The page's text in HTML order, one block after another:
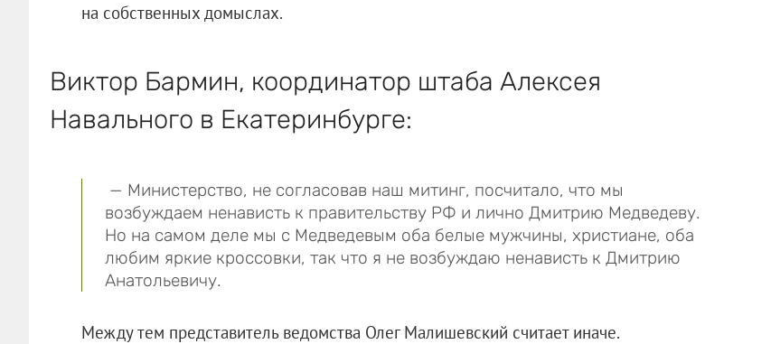
на собственных домыслах.
Виктор Бармин, координатор штаба Алексея
Навального в Екатеринбурге:
— Министерство, не согласовав наш митинг, посчитало, что мы
возбуждаем ненависть к правительству РФ и лично Дмитрию Медведеву.
Но на самом деле мы с Медведевым оба белые мужчины, христиане, оба
любим яркие кроссовки, так что я не возбуждаю ненависть к Дмитрию
Анатольевичу.
Между тем представитель ведомства Олег Малишевский считает иначе.